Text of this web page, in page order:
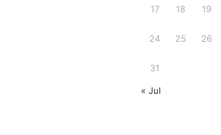
17 18 19
24 25 26
31
« Jul